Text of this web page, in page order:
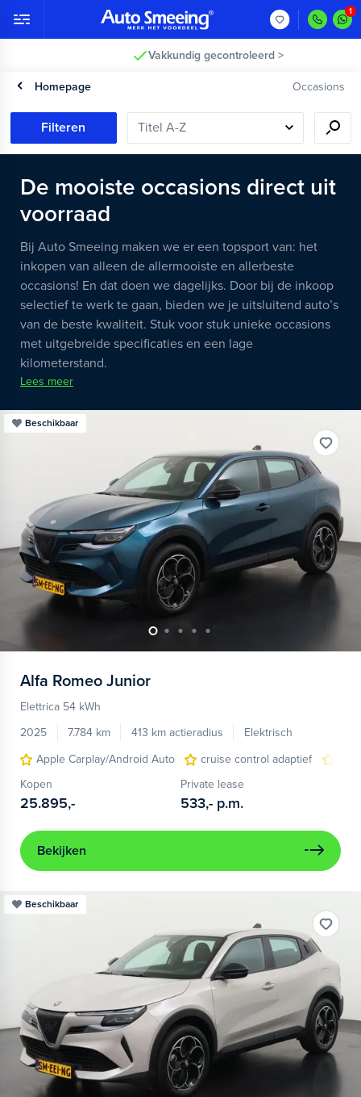
Vakkundig gecontroleerd >
Homepage Occasions
Filteren
De mooiste occasions direct uit
voorraad
Bij Auto Smeeing maken we er een topsport van: het
inkopen van alleen de allermooiste en allerbeste
occasions! En dat doen we dagelijks. Door bij de inkoop
selectief te werk te gaan, bieden we je uitsluitend auto’s
van de beste kwaliteit. Stuk voor stuk unieke occasions
met uitgebreide specificaties en een lage
kilometerstand.
Lees meer
Beschikbaar
Alfa Romeo Junior
Elettrica 54 kWh
2025
7.784 km 413 km actieradius
Elektrisch
Apple Carplay/Android Auto
cruise control adaptief
Kopen
25.895,-
Private lease
533,- p.m.
Bekijken
Beschikbaar